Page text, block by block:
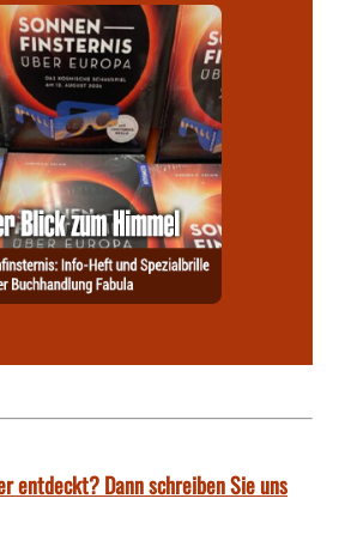
entdeckt? Dann schreiben Sie uns